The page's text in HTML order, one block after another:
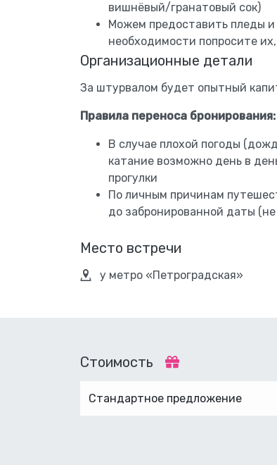
вишнёвый/гранатовый сок)
Можем предоставить пледы
необходимости попросите
Организационные детали
За штурвалом будет опытный
Правила переноса бронирования:
В случае плохой погоды
катание возможно день в
прогулки
По личным причинам
до забронированной даты
Место встречи
у метро «Петроградская»
Стоимость
Стандартное предложение